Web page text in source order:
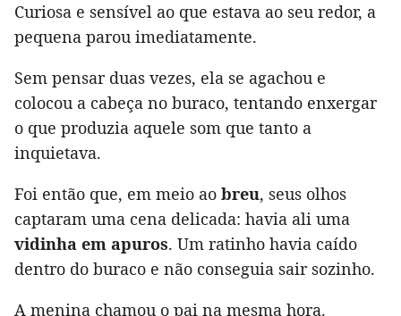
Curiosa e sensível ao que estava ao seu redor, a
pequena parou imediatamente.
Sem pensar duas vezes, ela se agachou e
colocou a cabeça no buraco, tentando enxergar
o que produzia aquele som que tanto a
inquietava.
Foi então que, em meio ao breu, seus olhos
captaram uma cena delicada: havia ali uma
vidinha em apuros. Um ratinho havia caído
dentro do buraco e não conseguia sair sozinho.
A menina chamou o pai na mesma hora.